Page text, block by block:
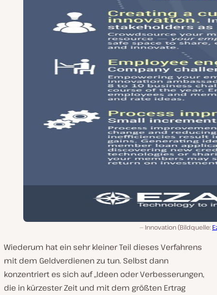
Innovation (Bildquelle:
Wiederum hat ein sehr kleiner Teil dieses Verfahrens
mit dem Geldverdienen zu tun. Selbst dann
konzentriert es sich auf „Ideen oder Verbesserungen,
die in kürzester Zeit und mit dem größten Ertrag